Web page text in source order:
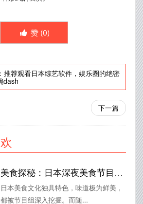
赞 (0)
推荐观看日本综艺软件，娱乐圈的绝密
dash
下一篇
美食探秘：日本深夜美食节目大盘点
日本美食文化独具特色，味道极为鲜美，
都被节目组深入挖掘。而随...